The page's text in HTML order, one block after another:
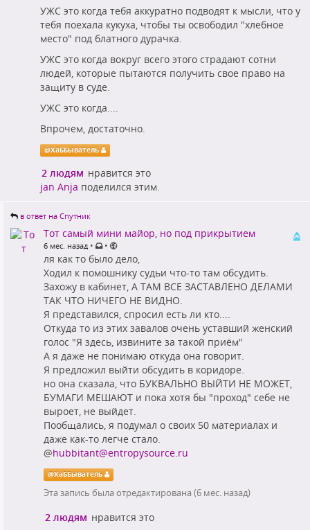
УЖС это когда тебя аккуратно подводят к мысли, что у
тебя поехала кукуха, чтобы ты освободил "хлебное
место" под блатного дурачка.
УЖС это когда вокруг всего этого страдают сотни
людей, которые пытаются получить свое право на
защиту в суде.
УЖС это когда....
Впрочем, достаточно.
@ХаББыватель
2 людям нравится это
jan Anja поделился этим.
в ответ на Спутник
Тот самый мини майор, но под прикрытием
6 мес. назад • •
ля как то было дело,
Ходил к помошнику судьи что-то там обсудить.
Захожу в кабинет, А ТАМ ВСЕ ЗАСТАВЛЕНО ДЕЛАМИ
ТАК ЧТО НИЧЕГО НЕ ВИДНО.
Я представился, спросил есть ли кто....
Откуда то из этих завалов очень уставший женский
голос "Я здесь, извините за такой приём"
А я даже не понимаю откуда она говорит.
Я предложил выйти обсудить в коридоре.
но она сказала, что БУКВАЛЬНО ВЫЙТИ НЕ МОЖЕТ,
БУМАГИ МЕШАЮТ и пока хотя бы "проход" себе не
выроет, не выйдет.
Пообщались, я подумал о своих 50 материалах и
даже как-то легче стало.
@hubbitant@entropysource.ru
@ХаББыватель
Эта запись была отредактирована (6 мес. назад)
2 людям нравится это